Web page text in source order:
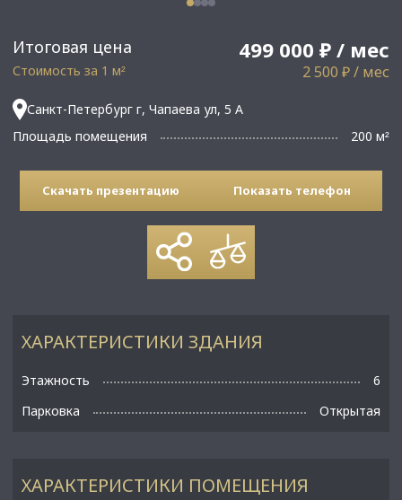
Итоговая цена 499 000 ₽ / мес
Стоимость за 1 м² 2 500 ₽ / мес
Санкт-Петербург г, Чапаева ул, 5 А
Площадь помещения
200 м²
Скачать презентацию Показать телефон
ХАРАКТЕРИСТИКИ ПОМЕЩЕНИЯ
ХАРАКТЕРИСТИКИ ЗДАНИЯ
Этажность
6
Парковка
Открытая